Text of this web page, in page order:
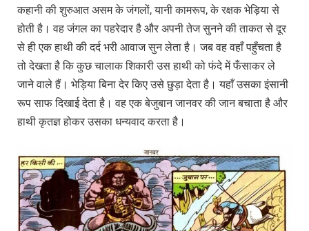
कहानी की शुरुआत असम के जंगलों, यानी कामरूप, के रक्षक भेड़िया से
होती है। वह जंगल का पहरेदार है और अपनी तेज सुनने की ताकत से दूर
से ही एक हाथी की दर्द भरी आवाज सुन लेता है। जब वह वहाँ पहुँचता है
तो देखता है कि कुछ चालाक शिकारी उस हाथी को फंदे में फँसाकर ले
जाने वाले हैं। भेड़िया बिना देर किए उसे छुड़ा देता है। यहाँ उसका इंसानी
रूप साफ दिखाई देता है। वह एक बेजुबान जानवर की जान बचाता है और
हाथी कृतज्ञ होकर उसका धन्यवाद करता है।